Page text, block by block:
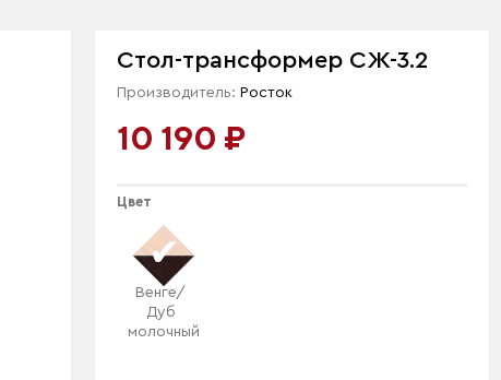
Стол-трансформер СЖ-3.2
Производитель: Росток
10 190 ₽
Цвет
Венге/
Дуб
молочный